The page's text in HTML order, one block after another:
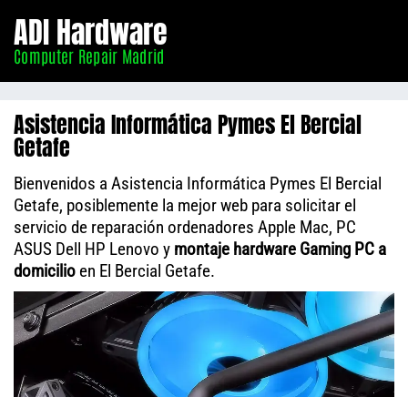
Madrid
ADI Hardware
Computer Repair Madrid
Asistencia Informática Pymes El Bercial
Getafe
Bienvenidos a Asistencia Informática Pymes El Bercial
Getafe, posiblemente la mejor web para solicitar el
servicio de reparación ordenadores Apple Mac, PC
ASUS Dell HP Lenovo y montaje hardware Gaming PC a
domicilio en El Bercial Getafe.